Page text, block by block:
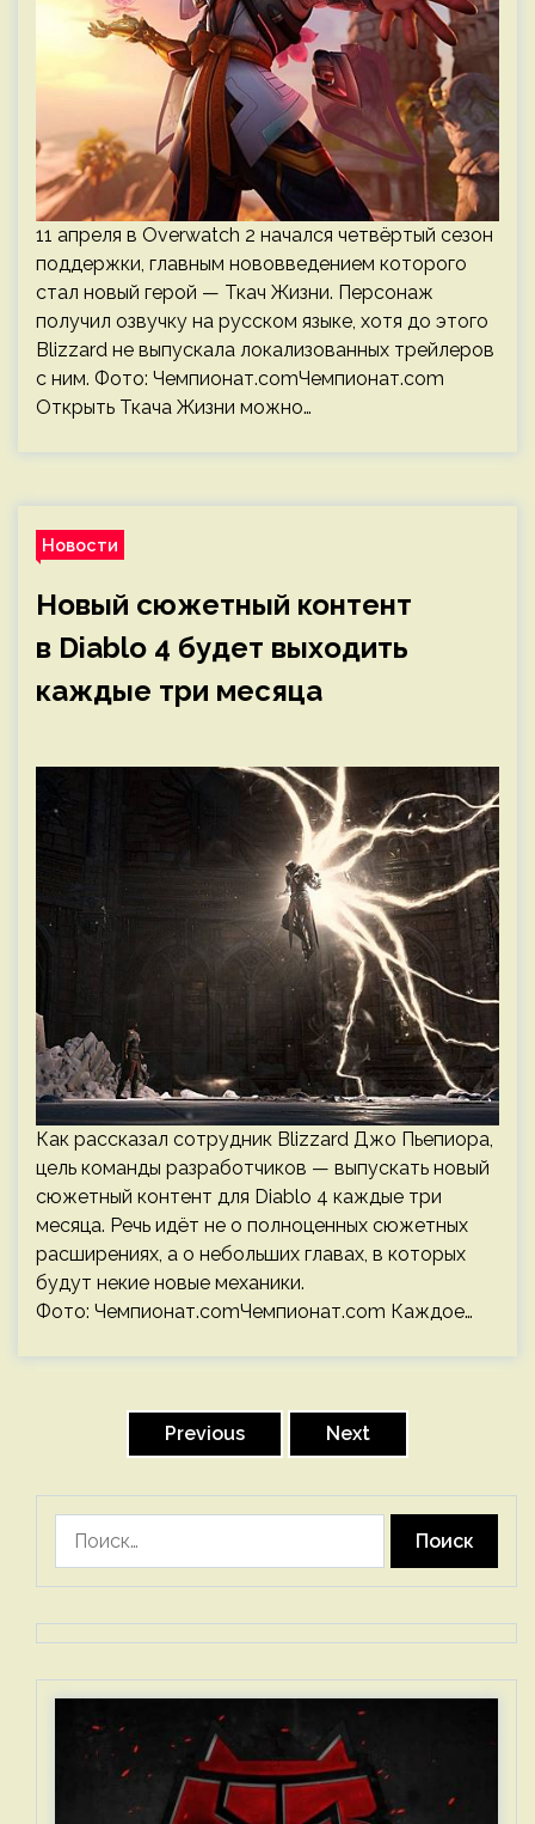
11 апреля в Overwatch 2 начался четвёртый сезон
поддержки, главным нововведением которого
стал новый герой — Ткач Жизни. Персонаж
получил озвучку на русском языке, хотя до этого
Blizzard не выпускала локализованных трейлеров
с ним. Фото: Чемпионат.comЧемпионат.com
Открыть Ткача Жизни можно…
Новости
Новый сюжетный контент
в Diablo 4 будет выходить
каждые три месяца
Как рассказал сотрудник Blizzard Джо Пьепиора,
цель команды разработчиков — выпускать новый
сюжетный контент для Diablo 4 каждые три
месяца. Речь идёт не о полноценных сюжетных
расширениях, а о небольших главах, в которых
будут некие новые механики.
Фото: Чемпионат.comЧемпионат.com Каждое…
Previous Next